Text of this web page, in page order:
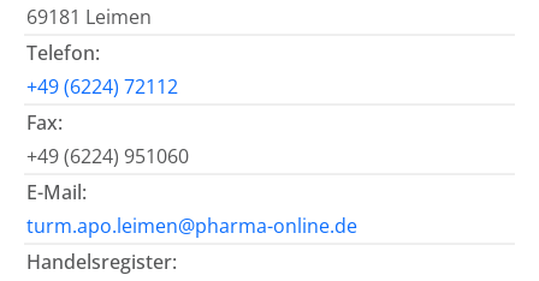
69181 Leimen
Telefon:
+49 (6224) 72112
Fax:
+49 (6224) 951060
E-Mail:
turm.apo.leimen@pharma-online.de
Handelsregister: